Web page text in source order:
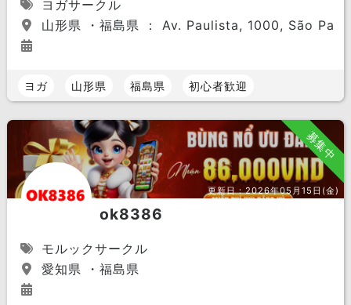
ヨガサークル
山形県 ・福島県 ： Av. Paulista, 1000, São
ヨガ 山形県 福島県 初心者歓迎
募集中
更新日：2026年05月15日(金)
ok8386
モルックサークル
愛知県 ・福島県